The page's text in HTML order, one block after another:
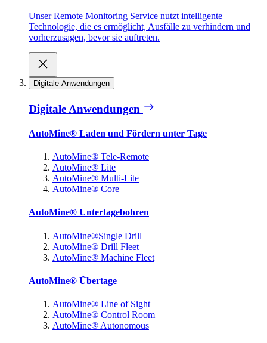
Unser Remote Monitoring Service nutzt intelligente
Technologie, die es ermöglicht, Ausfälle zu verhindern und
vorherzusagen, bevor sie auftreten.
Digitale Anwendungen
Digitale Anwendungen
AutoMine® Laden und Fördern unter Tage
AutoMine® Tele-Remote
AutoMine® Lite
AutoMine® Multi-Lite
AutoMine® Core
AutoMine® Untertagebohren
AutoMine®Single Drill
AutoMine® Drill Fleet
AutoMine® Machine Fleet
AutoMine® Übertage
AutoMine® Line of Sight
AutoMine® Control Room
AutoMine® Autonomous